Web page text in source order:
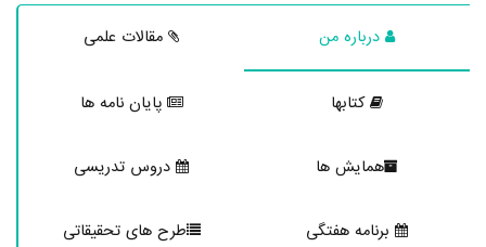
درباره من مقالات علمی
کتابها پایان نامه ها
همایش ها دروس تدریسی
برنامه هفتگی طرح های تحقیقاتی